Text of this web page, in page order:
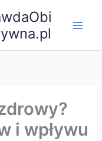
i wpływu